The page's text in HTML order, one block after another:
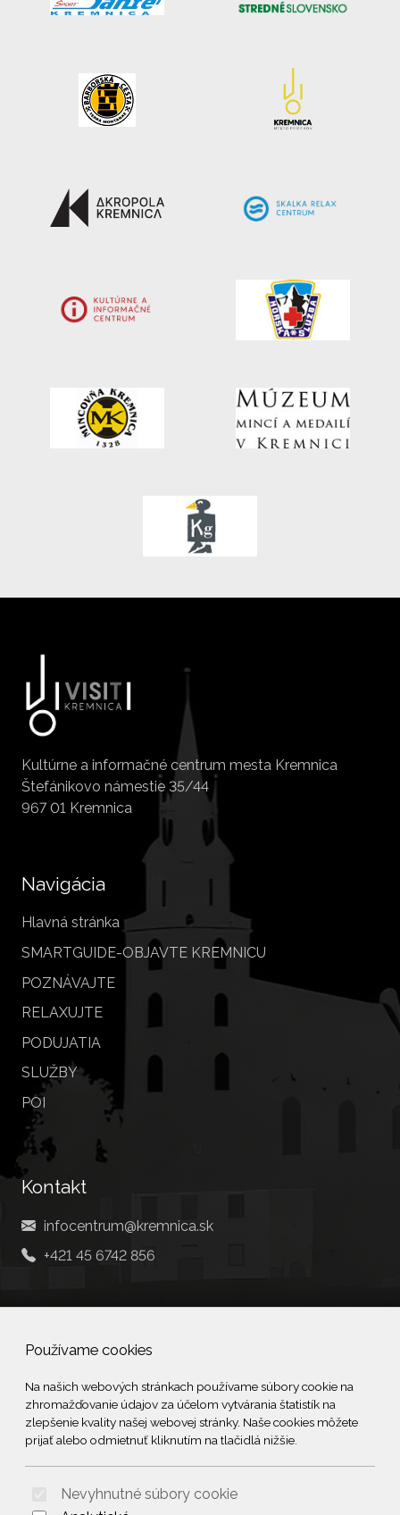
Používame cookies
Na našich webových stránkach používame súbory cookie na
zhromažďovanie údajov za účelom vytvárania štatistík na
zlepšenie kvality našej webovej stránky. Naše cookies môžete
prijať alebo odmietnuť kliknutím na tlačidlá nižšie.
Nevyhnutné súbory cookie
Kultúrne a informačné centrum mesta Kremnica
Štefánikovo námestie 35/44
967 01 Kremnica
Navigácia
Hlavná stránka
SMARTGUIDE-OBJAVTE KREMNICU
POZNÁVAJTE
RELAXUJTE
PODUJATIA
SLUŽBY
POI
Kontakt
infocentrum@kremnica.sk
+421 45 6742 856
Social
Facebook
© 2026 Arrabella s.r.o., mayabella s.r.o., Všetky práva vyhradené.
Hosting: - Web: